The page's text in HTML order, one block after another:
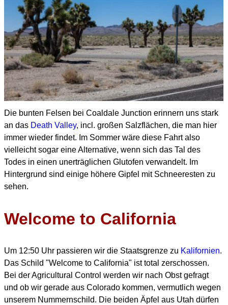
Die bunten Felsen bei Coaldale Junction erinnern uns stark
an das Death Valley, incl. großen Salzflächen, die man hier
immer wieder findet. Im Sommer wäre diese Fahrt also
vielleicht sogar eine Alternative, wenn sich das Tal des
Todes in einen unerträglichen Glutofen verwandelt. Im
Hintergrund sind einige höhere Gipfel mit Schneeresten zu
sehen.
Welcome to California
Um 12:50 Uhr passieren wir die Staatsgrenze zu Kalifornien.
Das Schild "Welcome to California" ist total zerschossen.
Bei der Agricultural Control werden wir nach Obst gefragt
und ob wir gerade aus Colorado kommen, vermutlich wegen
unserem Nummernschild. Die beiden Äpfel aus Utah dürfen